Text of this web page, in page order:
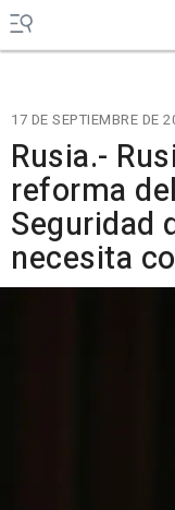
17 DE SEPTIEMBRE DE
Rusia.-
reforma
Seguridad
necesita